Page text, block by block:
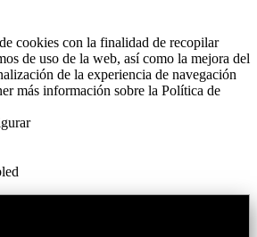
cookies con la finalidad de recopilar
de uso de la web, así como la mejora del
de la experiencia de navegación
más información sobre la Política de